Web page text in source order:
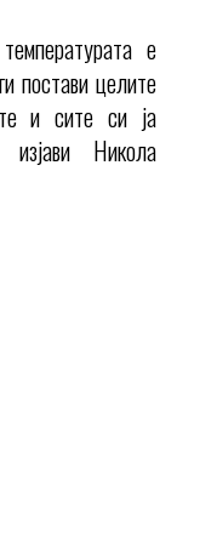
е
постави целите
и сите си ја
изјави Никола